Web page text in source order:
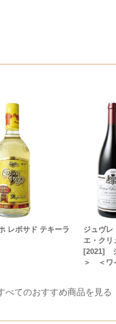
レポサド テキーラ
ジュヴ
エ・ク
[2021]
＞ ＜ワ
べてのおすすめ商品を見る